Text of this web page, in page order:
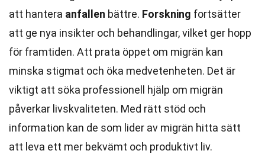
att hantera anfallen bättre. Forskning fortsätter
att ge nya insikter och behandlingar, vilket ger hopp
för framtiden. Att prata öppet om migrän kan
minska stigmat och öka medvetenheten. Det är
viktigt att söka professionell hjälp om migrän
påverkar livskvaliteten. Med rätt stöd och
information kan de som lider av migrän hitta sätt
att leva ett mer bekvämt och produktivt liv.